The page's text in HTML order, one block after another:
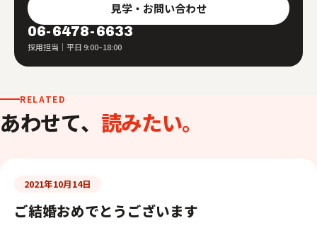
見学・お問い合わせ
06-6478-6633
採用担当｜平日 9:00–18:00
RELATED
あわせて、 読みたい。
2021年10月14日
ご結婚おめでとうございます